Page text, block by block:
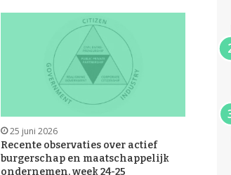
25 juni 2026
Recente observaties over actief
burgerschap en maatschappelijk
ondernemen, week 24-25